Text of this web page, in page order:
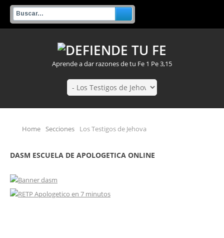
Aprende a dar razones de tu Fe 1 Pe 3,15
Home Secciones Los Testigos de Jehova
DASM ESCUELA DE APOLOGETICA ONLINE